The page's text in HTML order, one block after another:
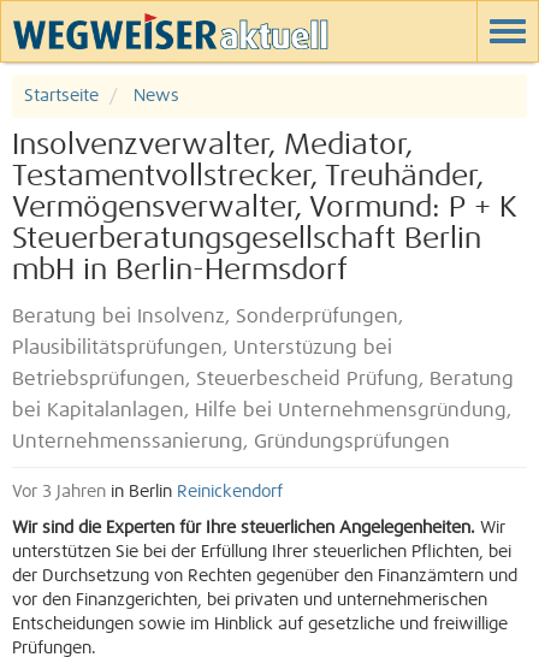
Startseite News
Insolvenzverwalter, Mediator,
Testamentvollstrecker, Treuhänder,
Vermögensverwalter, Vormund: P + K
Steuerberatungsgesellschaft Berlin
mbH in Berlin-Hermsdorf
Beratung bei Insolvenz, Sonderprüfungen,
Plausibilitätsprüfungen, Unterstüzung bei
Betriebsprüfungen, Steuerbescheid Prüfung, Beratung
bei Kapitalanlagen, Hilfe bei Unternehmensgründung,
Unternehmenssanierung, Gründungsprüfungen
Vor 3 Jahren in Berlin Reinickendorf
Wir sind die Experten für Ihre steuerlichen Angelegenheiten. Wir
unterstützen Sie bei der Erfüllung Ihrer steuerlichen Pflichten, bei
der Durchsetzung von Rechten gegenüber den Finanzämtern und
vor den Finanzgerichten, bei privaten und unternehmerischen
Entscheidungen sowie im Hinblick auf gesetzliche und freiwillige
Prüfungen.